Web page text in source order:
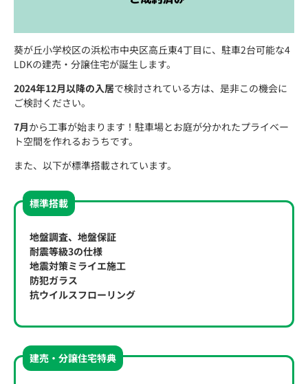
葵が丘小学校区の浜松市中央区高丘東4丁目に、駐車2台可能な4
LDKの建売・分譲住宅が誕生します。
2024年12月以降の入居で検討されている方は、是非この機会に
ご検討ください。
7月から工事が始まります！駐車場とお庭が分かれたプライベー
ト空間を作れるおうちです。
また、以下が標準搭載されています。
標準搭載
地盤調査、地盤保証
耐震等級3の仕様
地震対策ミライエ施工
防犯ガラス
抗ウイルスフローリング
建売・分譲住宅特典